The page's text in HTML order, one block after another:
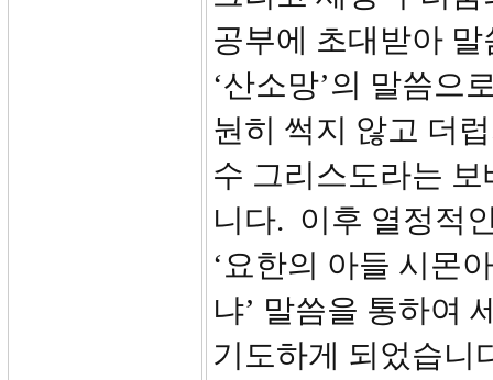
공부에 초대받아
‘산소망’의 말씀으
눤히 썩지 않고 더
수 그리스도라는
니다. 이후 열정적
‘요한의 아들 시몬
냐’ 말씀을 통하여
기도하게 되었습니